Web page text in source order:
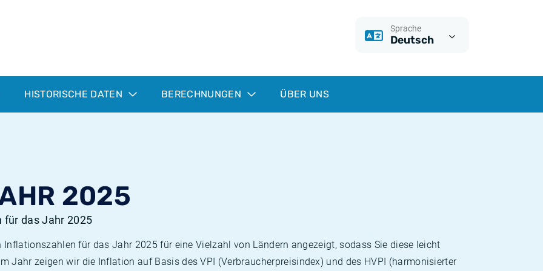
Sprache
Deutsch
HISTORISCHE DATEN BERECHNUNGEN ÜBER UNS
2025
das Jahr 2025
für das Jahr 2025 für eine Vielzahl von Ländern angezeigt, sodass Sie diese leicht
Jahr zeigen wir die Inflation auf Basis des VPI (Verbraucherpreisindex) und des HVPI (harmonisierter